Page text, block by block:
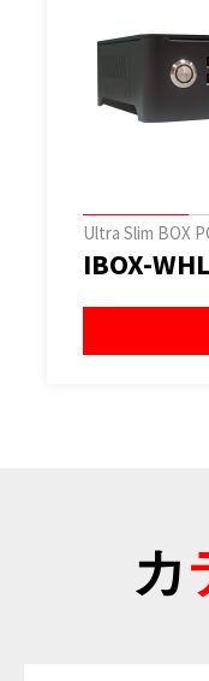
Ultra Slim BOX
IBOX-